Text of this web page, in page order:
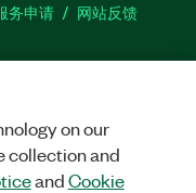
务申请 网站反馈
国) 仪器有限公司 版权所
号
on our
collection and
andCookie